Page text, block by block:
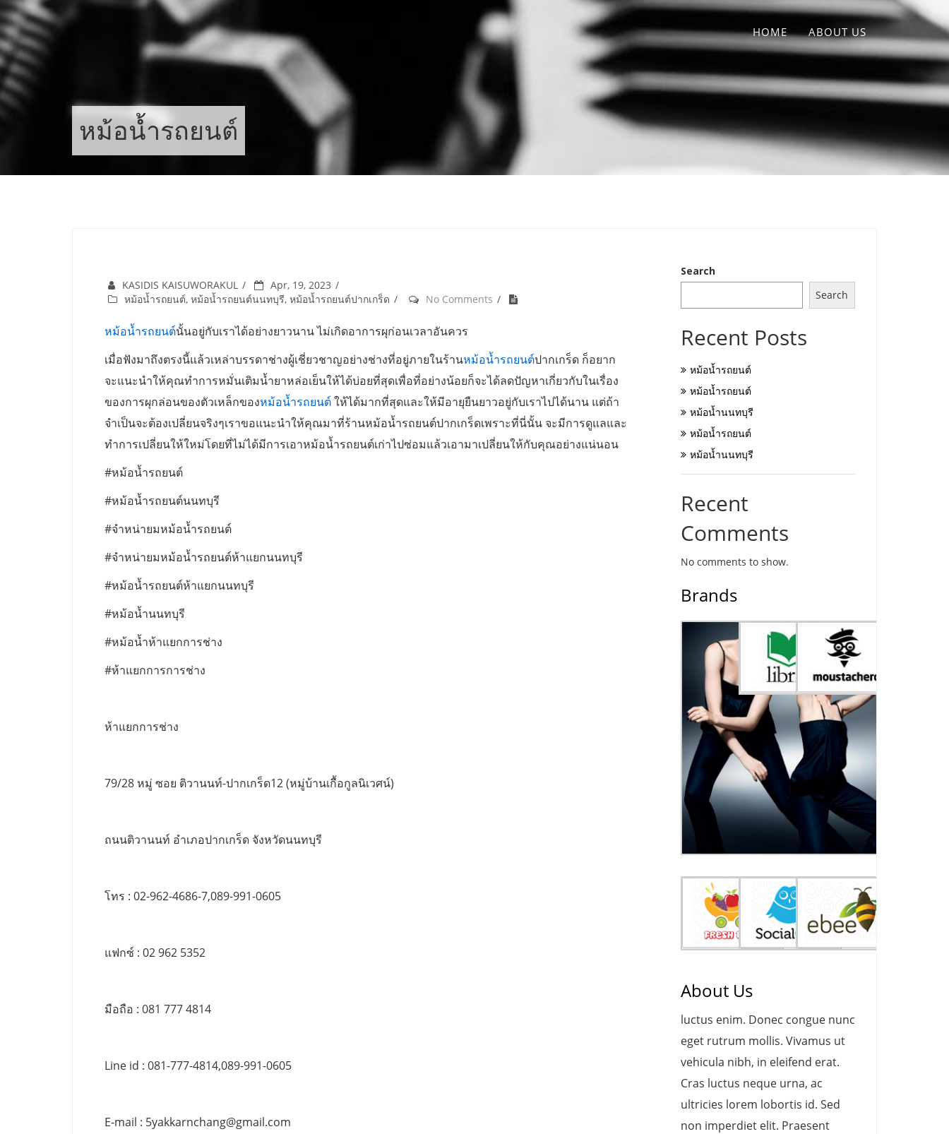
Skip
to
content
HOME ABOUT US
หม้อน้ำรถยนต์
KASIDIS KAISUWORAKUL
Apr, 19, 2023
หม้อน้ำรถยนต์, หม้อน้ำรถยนต์นนทบุรี, หม้อน้ำรถยนต์ปากเกร็ด No Comments
หม้อน้ำรถยนต์นั้นอยู่กับเราได้อย่างยาวนาน ไม่เกิดอาการผุก่อนเวลาอันควร
เมื่อฟังมาถึงตรงนี้แล้วเหล่าบรรดาช่างผู้เชี่ยวชาญอย่างช่างที่อยู่ภายในร้านหม้อน้ำรถยนต์ปากเกร็ด ก็อยาก
จะแนะนำให้คุณทำการหมั่นเติมน้ำยาหล่อเย็นให้ได้บ่อยที่สุดเพื่อที่อย่างน้อยก็จะได้ลดปัญหาเกี่ยวกับในเรื่อง
ของการผุกล่อนของตัวเหล็กของหม้อน้ำรถยนต์ให้ได้มากที่สุดและให้มีอายุยืนยาวอยู่กับเราไปได้นาน แต่ถ้า
จำเป็นจะต้องเปลี่ยนจริงๆเราขอแนะนำให้คุณมาที่ร้านหม้อน้ำรถยนต์ปากเกร็ดเพราะที่นี่นั้น จะมีการดูแลและ
ทำการเปลี่ยนให้ใหม่โดยที่ไม่ได้มีการเอาหม้อน้ำรถยนต์เก่าไปซ่อมแล้วเอามาเปลี่ยนให้กับคุณอย่างแน่นอน
#หม้อน้ำรถยนต์
#หม้อน้ำรถยนต์นนทบุรี
#จำหน่ายมหม้อน้ำรถยนต์
#จำหน่ายมหม้อน้ำรถยนต์ห้าแยกนนทบุรี
#หม้อน้ำรถยนต์ห้าแยกนนทบุรี
#หม้อน้ำนนทบุรี
#หม้อน้ำห้าแยกการช่าง
#ห้าแยกการการช่าง
ห้าแยกการช่าง
79/28 หมู่ ซอย ติวานนท์-ปากเกร็ด12 (หมู่บ้านเกื้อกูลนิเวศน์)
ถนนติวานนท์ อำเภอปากเกร็ด จังหวัดนนทบุรี
โทร : 02-962-4686-7,089-991-0605
แฟกซ์ : 02 962 5352
มือถือ : 081 777 4814
Line id : 081-777-4814,089-991-0605
E-mail : 5yakkarnchang@gmail.com
Search
Search
Recent Posts
หม้อน้ำรถยนต์
หม้อน้ำรถยนต์
หม้อน้ำนนทบุรี
หม้อน้ำรถยนต์
หม้อน้ำนนทบุรี
Recent
Comments
No comments to show.
Brands
About Us
luctus enim. Donec congue nunc
eget rutrum mollis. Vivamus ut
vehicula nibh, in eleifend erat.
Cras luctus neque urna, ac
ultricies lorem lobortis id. Sed
non imperdiet elit. Praesent